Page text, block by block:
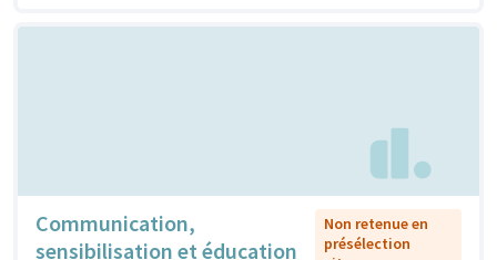
Communication,
sensibilisation et éducation
Non retenue en
présélection